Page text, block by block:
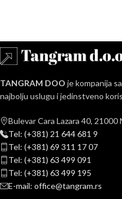
TANGRAM DOO je kompanija
najbolju uslugu i jedinstveno
Bulevar Cara Lazara 40, 21000
Tel: (+381) 21 644 681 9
Tel: (+381) 69 311 17 07
Tel: (+381) 63 499 091
Tel: (+381) 63 499 195
E-mail: office@tangram.rs